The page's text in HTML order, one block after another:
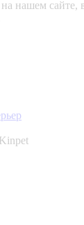
нашем сайте,